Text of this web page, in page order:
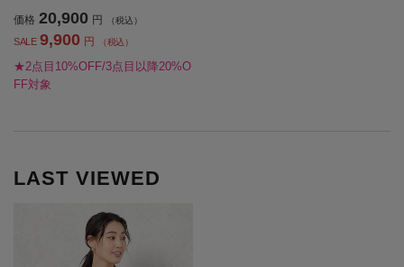
価格 20,900 円 （税込）
SALE 9,900 円 （税込）
★2点目10%OFF/3点目以降20%O
FF対象
LAST VIEWED